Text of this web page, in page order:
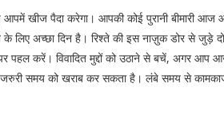
खीज पैदा करेगा। आपकी कोई पुरानी बीमारी
अच्छा दिन है। रिश्ते की इस नाज़ुक डोर से जुड़े
पहल करें। विवादित मुद्दों को उठाने से बचें, अगर आप
समय को खराब कर सकता है। लंबे समय से कामकाज